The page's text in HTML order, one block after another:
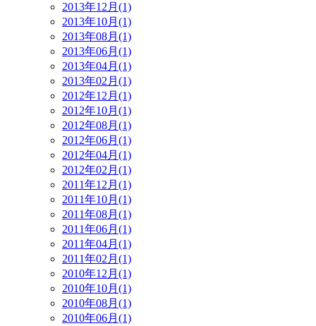
2013年12月(1)
2013年10月(1)
2013年08月(1)
2013年06月(1)
2013年04月(1)
2013年02月(1)
2012年12月(1)
2012年10月(1)
2012年08月(1)
2012年06月(1)
2012年04月(1)
2012年02月(1)
2011年12月(1)
2011年10月(1)
2011年08月(1)
2011年06月(1)
2011年04月(1)
2011年02月(1)
2010年12月(1)
2010年10月(1)
2010年08月(1)
2010年06月(1)